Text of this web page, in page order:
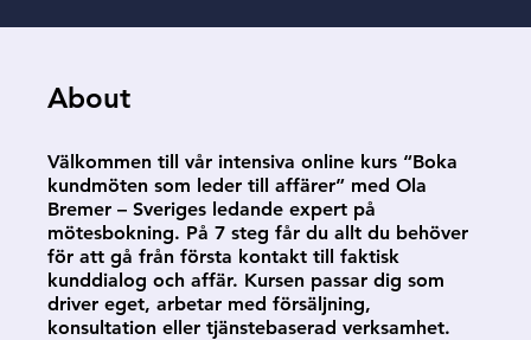
About
Välkommen till vår intensiva online kurs “Boka
kundmöten som leder till affärer” med Ola
Bremer – Sveriges ledande expert på
mötesbokning. På 7 steg får du allt du behöver
för att gå från första kontakt till faktisk
kunddialog och affär. Kursen passar dig som
driver eget, arbetar med försäljning,
konsultation eller tjänstebaserad verksamhet.